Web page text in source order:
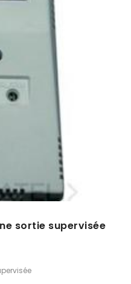
sortie supervisée